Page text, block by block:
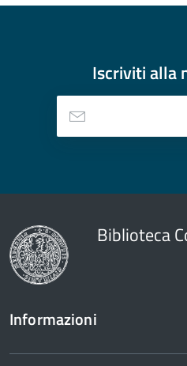
Iscriviti alla
Biblioteca
Informazioni